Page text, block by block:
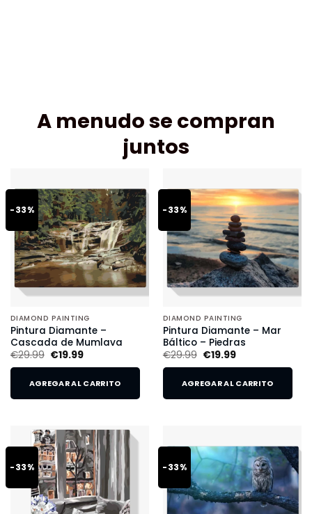
A menudo se compran
juntos
-33%
DIAMOND PAINTING
Pintura Diamante –
Cascada de Mumlava
€29.99 €19.99
AGREGAR AL CARRITO
-33%
DIAMOND PAINTING
Pintura Diamante – Mar
Báltico – Piedras
€29.99 €19.99
AGREGAR AL CARRITO
-33% -33%